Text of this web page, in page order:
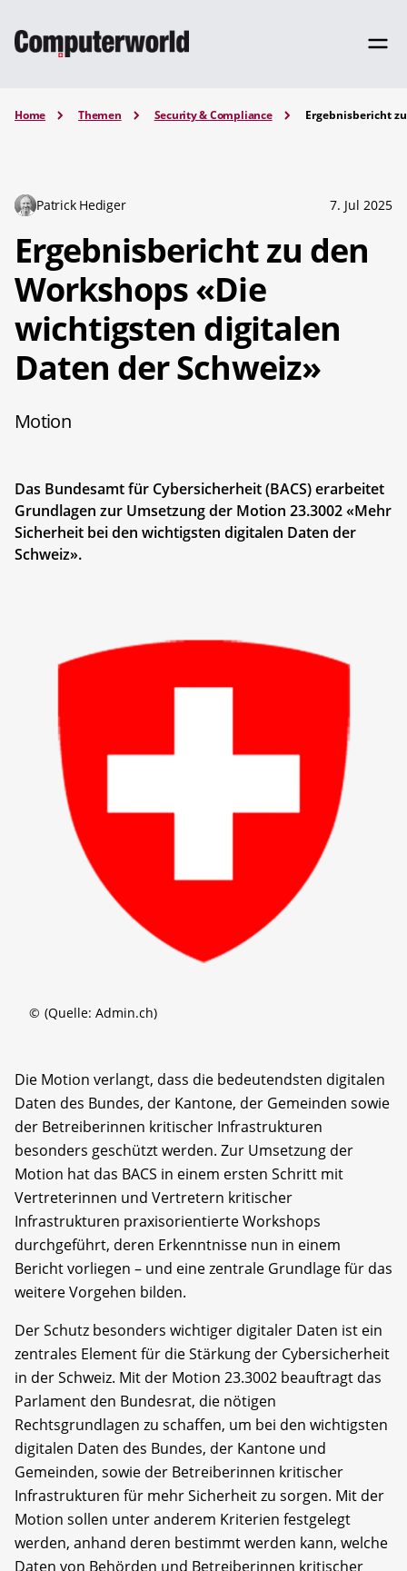
Home Themen Security & Compliance Ergebnisbericht
Patrick Hediger 7. Jul 2025
Ergebnisbericht zu den
Workshops «Die
wichtigsten digitalen
Daten der Schweiz»
Motion
Das Bundesamt für Cybersicherheit (BACS) erarbeitet
Grundlagen zur Umsetzung der Motion 23.3002 «Mehr
Sicherheit bei den wichtigsten digitalen Daten der
Schweiz».
© (Quelle: Admin.ch)
Die Motion verlangt, dass die bedeutendsten digitalen
Daten des Bundes, der Kantone, der Gemeinden sowie
der Betreiberinnen kritischer Infrastrukturen
besonders geschützt werden. Zur Umsetzung der
Motion hat das BACS in einem ersten Schritt mit
Vertreterinnen und Vertretern kritischer
Infrastrukturen praxisorientierte Workshops
durchgeführt, deren Erkenntnisse nun in einem
Bericht vorliegen – und eine zentrale Grundlage für das
weitere Vorgehen bilden.
Der Schutz besonders wichtiger digitaler Daten ist ein
zentrales Element für die Stärkung der Cybersicherheit
in der Schweiz. Mit der Motion 23.3002 beauftragt das
Parlament den Bundesrat, die nötigen
Rechtsgrundlagen zu schaffen, um bei den wichtigsten
digitalen Daten des Bundes, der Kantone und
Gemeinden, sowie der Betreiberinnen kritischer
Infrastrukturen für mehr Sicherheit zu sorgen. Mit der
Motion sollen unter anderem Kriterien festgelegt
werden, anhand deren bestimmt werden kann, welche
Daten von Behörden und Betreiberinnen kritischer